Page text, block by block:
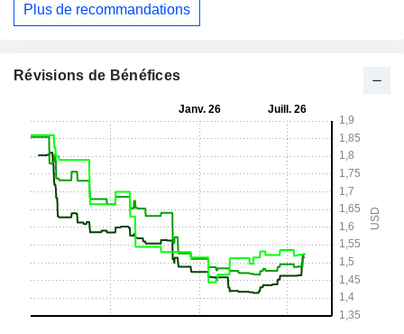
Plus de recommandations
Révisions de Bénéfices